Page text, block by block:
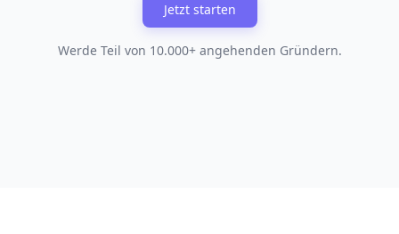
Jetzt starten
Werde Teil von 10.000+ angehenden Gründern.